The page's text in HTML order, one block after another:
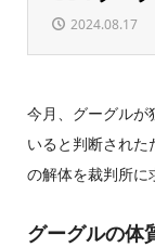
2024.08.17
今月、グーグルが
いると判断され
の解体を裁判所に
グーグルの体